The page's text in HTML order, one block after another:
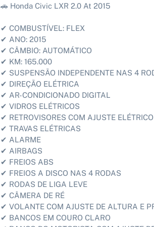
🚗 Honda Civic LXR 2.0 At 2015
✔ COMBUSTÍVEL: FLEX
✔ ANO: 2015
✔ CÂMBIO: AUTOMÁTICO
✔ KM: 165.000
✔ SUSPENSÃO INDEPENDENTE NAS 4
✔ DIREÇÃO ELÉTRICA
✔ AR-CONDICIONADO DIGITAL
✔ VIDROS ELÉTRICOS
✔ RETROVISORES COM AJUSTE ELÉTRICO
✔ TRAVAS ELÉTRICAS
✔ ALARME
✔ AIRBAGS
✔ FREIOS ABS
✔ FREIOS A DISCO NAS 4 RODAS
✔ RODAS DE LIGA LEVE
✔ CÂMERA DE RÉ
✔ VOLANTE COM AJUSTE DE ALTURA E
✔ BANCOS EM COURO CLARO